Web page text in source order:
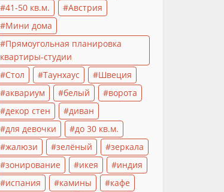
41-50 кв.м.
Австрия
Мини дома
Прямоугольная планировка
квартиры-студии
Стол
Таунхаус
Швеция
аквариум
белый
ворота
декор стен
диван
для девочки
до 30 кв.м.
жалюзи
зелёный
зеркала
зонирование
икея
индия
испания
камины
кафе